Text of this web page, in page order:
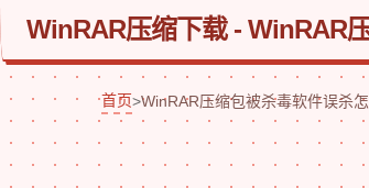
WinRAR压缩下载 - WinRAR
首页>WinRAR压缩包被杀毒软件误杀